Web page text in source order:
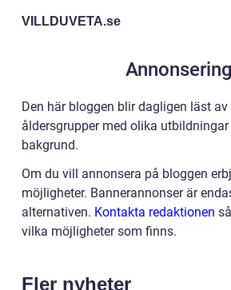
VILLDUVETA.se
Annonsering
Den här bloggen blir dagligen läst av
åldersgrupper med olika
bakgrund.
Om du vill annonsera på bloggen
möjligheter. Bannerannonser är
alternativen. Kontakta redaktionen
vilka möjligheter som finns.
Fler nyheter